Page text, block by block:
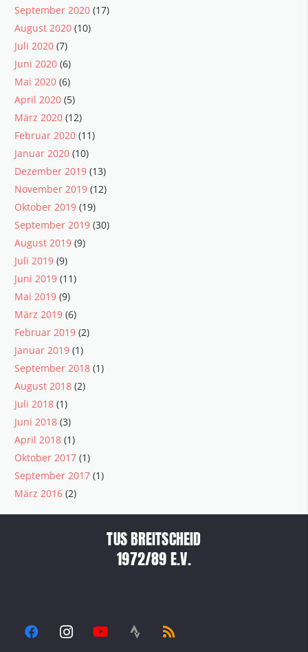
September 2020 (17)
August 2020 (10)
Juli 2020 (7)
Juni 2020 (6)
Mai 2020 (6)
April 2020 (5)
März 2020 (12)
Februar 2020 (11)
Januar 2020 (10)
Dezember 2019 (13)
November 2019 (12)
Oktober 2019 (19)
September 2019 (30)
August 2019 (9)
Juli 2019 (9)
Juni 2019 (11)
Mai 2019 (9)
März 2019 (6)
Februar 2019 (2)
Januar 2019 (1)
September 2018 (1)
August 2018 (2)
Juli 2018 (1)
Juni 2018 (3)
April 2018 (1)
Oktober 2017 (1)
September 2017 (1)
März 2016 (2)
TUS BREITSCHEID
1972/89 E.V.